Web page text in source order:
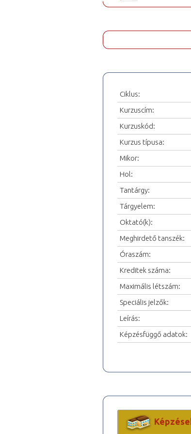
Ciklus:
Kurzuscím:
Kurzuskód:
Kurzus típusa:
Mikor:
Hol:
Tantárgy:
Tárgyelem:
Oktató(k):
Meghirdető tanszék:
Óraszám:
Kreditek száma:
Maximális létszám:
Speciális jelzők:
Leírás:
Képzésfüggő adatok: